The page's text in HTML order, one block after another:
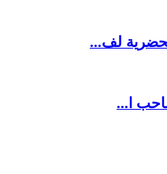
لف...
ا...